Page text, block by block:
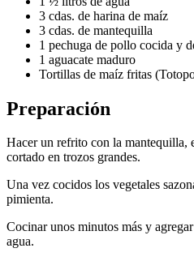
3 cdas. de harina de maíz
3 cdas. de mantequilla
1 pechuga de pollo cocida y
1 aguacate maduro
Tortillas de maíz fritas
Preparación
Hacer un refrito con la mantequilla,
cortado en trozos grandes.
Una vez cocidos los vegetales
pimienta.
Cocinar unos minutos más y
agua.